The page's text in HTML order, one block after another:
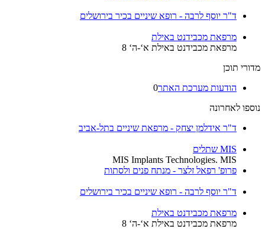
ד"ר יוסף לרבה - רופא שיניים בכיר בירושלים
מרפאת מכבידנט באילת
מרפאת מכבידנט באילת א‘-ה‘ 8
מדורי תוכן
הודעות מערכת האתר0
נוספו לאחרונה
ד"ר אידלמן יצחק - מרפאת שיניים בתל-אביב
MIS שתלים
MIS Implants Technologies. MIS
פרופ' רפאל זלצר - מנתח פנים ולסתות
ד"ר יוסף לרבה - רופא שיניים בכיר בירושלים
מרפאת מכבידנט באילת
מרפאת מכבידנט באילת א‘-ה‘ 8